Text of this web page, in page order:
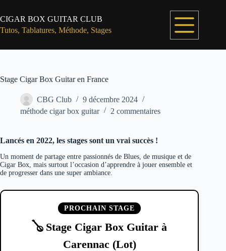
contenu
CIGAR BOX GUITAR CLUB
Tutos, Tablatures, Méthode, Stages
Stage Cigar Box Guitar en France
CBG Club
9 décembre 2024
méthode cigar box guitar
2 commentaires
Lancés en 2022, les stages sont un vrai succès !
Un moment de partage entre passionnés de Blues, de musique et de
Cigar Box, mais surtout l’occasion d’apprendre à jouer ensemble et
de progresser dans une super ambiance.
PROCHAIN STAGE
🪕 Stage Cigar Box Guitar à
Carennac (Lot)